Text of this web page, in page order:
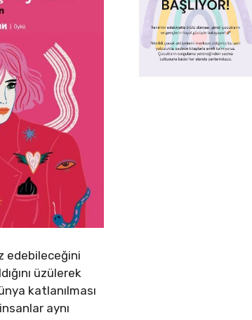
edebileceğini
üzülerek
katlanılması
aynı